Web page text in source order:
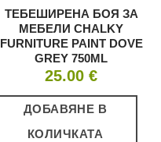
ТЕБЕШИРЕНА БОЯ ЗА
МЕБЕЛИ CHALKY
FURNITURE PAINT DOVE
GREY 750ML
25.00 €
ДОБАВЯНЕ В
КОЛИЧКАТА